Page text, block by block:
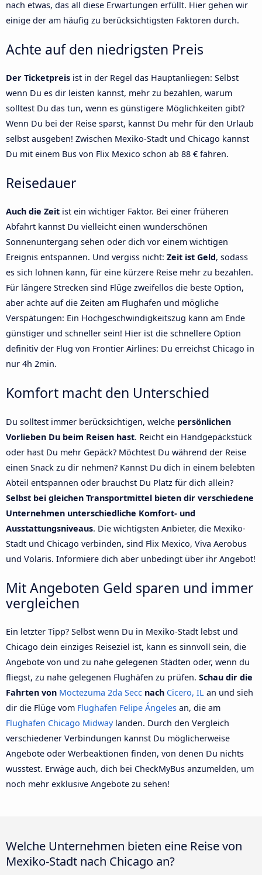
nach etwas, das all diese Erwartungen erfüllt. Hier gehen wir
einige der am häufig zu berücksichtigsten Faktoren durch.
Achte auf den niedrigsten Preis
Der Ticketpreis ist in der Regel das Hauptanliegen: Selbst
wenn Du es dir leisten kannst, mehr zu bezahlen, warum
solltest Du das tun, wenn es günstigere Möglichkeiten gibt?
Wenn Du bei der Reise sparst, kannst Du mehr für den Urlaub
selbst ausgeben! Zwischen Mexiko-Stadt und Chicago kannst
Du mit einem Bus von Flix Mexico schon ab 88 € fahren.
Reisedauer
Auch die Zeit ist ein wichtiger Faktor. Bei einer früheren
Abfahrt kannst Du vielleicht einen wunderschönen
Sonnenuntergang sehen oder dich vor einem wichtigen
Ereignis entspannen. Und vergiss nicht: Zeit ist Geld, sodass
es sich lohnen kann, für eine kürzere Reise mehr zu bezahlen.
Für längere Strecken sind Flüge zweifellos die beste Option,
aber achte auf die Zeiten am Flughafen und mögliche
Verspätungen: Ein Hochgeschwindigkeitszug kann am Ende
günstiger und schneller sein! Hier ist die schnellere Option
definitiv der Flug von Frontier Airlines: Du erreichst Chicago in
nur 4h 2min.
Komfort macht den Unterschied
Du solltest immer berücksichtigen, welche persönlichen
Vorlieben Du beim Reisen hast. Reicht ein Handgepäckstück
oder hast Du mehr Gepäck? Möchtest Du während der Reise
einen Snack zu dir nehmen? Kannst Du dich in einem belebten
Abteil entspannen oder brauchst Du Platz für dich allein?
Selbst bei gleichen Transportmittel bieten dir verschiedene
Unternehmen unterschiedliche Komfort- und
Ausstattungsniveaus. Die wichtigsten Anbieter, die Mexiko-
Stadt und Chicago verbinden, sind Flix Mexico, Viva Aerobus
und Volaris. Informiere dich aber unbedingt über ihr Angebot!
Mit Angeboten Geld sparen und immer
vergleichen
Ein letzter Tipp? Selbst wenn Du in Mexiko-Stadt lebst und
Chicago dein einziges Reiseziel ist, kann es sinnvoll sein, die
Angebote von und zu nahe gelegenen Städten oder, wenn du
fliegst, zu nahe gelegenen Flughäfen zu prüfen. Schau dir die
Fahrten von Moctezuma 2da Secc nach Cicero, IL an und sieh
dir die Flüge vom Flughafen Felipe Ángeles an, die am
Flughafen Chicago Midwaylanden. Durch den Vergleich
verschiedener Verbindungen kannst Du möglicherweise
Angebote oder Werbeaktionen finden, von denen Du nichts
wusstest. Erwäge auch, dich bei CheckMyBus anzumelden, um
noch mehr exklusive Angebote zu sehen!
Welche Unternehmen bieten eine Reise von
Mexiko-Stadt nach Chicago an?